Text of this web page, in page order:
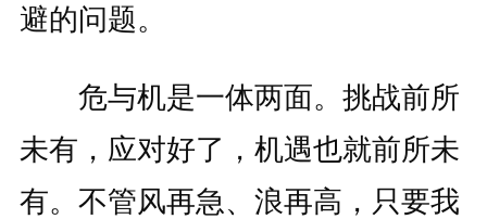
避的问题。
危与机是一体两面。挑战前所
未有，应对好了，机遇也就前所未
有。不管风再急、浪再高，只要我